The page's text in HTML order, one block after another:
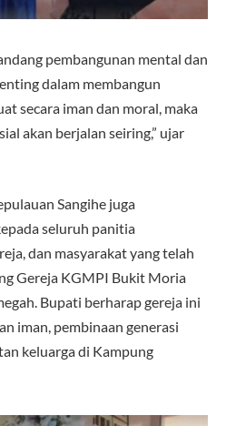
pembangunan mental dan
dalam membangun
secara iman dan moral, maka
akan berjalan seiring,” ujar
Sangihe juga
seluruh panitia
dan masyarakat yang telah
Gereja KGMPI Bukit Moria
Bupati berharap gereja ini
iman, pembinaan generasi
keluarga di Kampung